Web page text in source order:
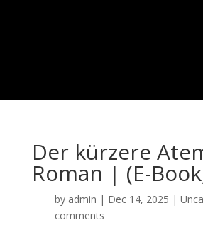
Der kürzere
Roman | (E-
by admin | Dec 14, 2025 |
comments